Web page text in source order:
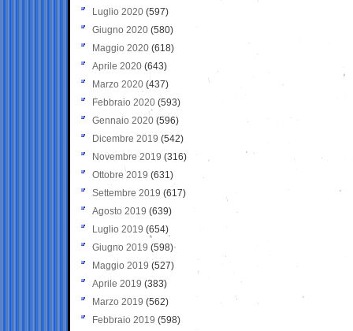
Luglio 2020 (597)
Giugno 2020 (580)
Maggio 2020 (618)
Aprile 2020 (643)
Marzo 2020 (437)
Febbraio 2020 (593)
Gennaio 2020 (596)
Dicembre 2019 (542)
Novembre 2019 (316)
Ottobre 2019 (631)
Settembre 2019 (617)
Agosto 2019 (639)
Luglio 2019 (654)
Giugno 2019 (598)
Maggio 2019 (527)
Aprile 2019 (383)
Marzo 2019 (562)
Febbraio 2019 (598)